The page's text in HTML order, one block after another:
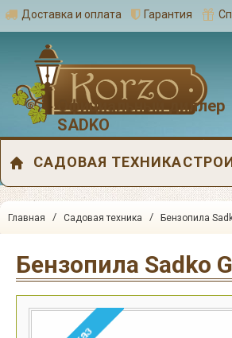
Доставка и оплата Гарантия
Официальный диллер
SADKO
САДОВАЯ ТЕХНИКА
Главная / Садовая техника / Бензопила
Бензопила Sadko